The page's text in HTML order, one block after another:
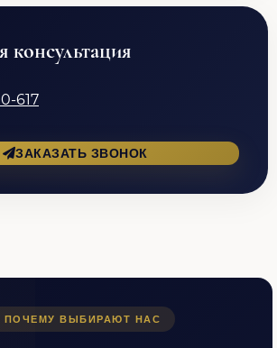
консультация
617
ЗАКАЗАТЬ ЗВОНОК
ПОЧЕМУ ВЫБИРАЮТ НАС